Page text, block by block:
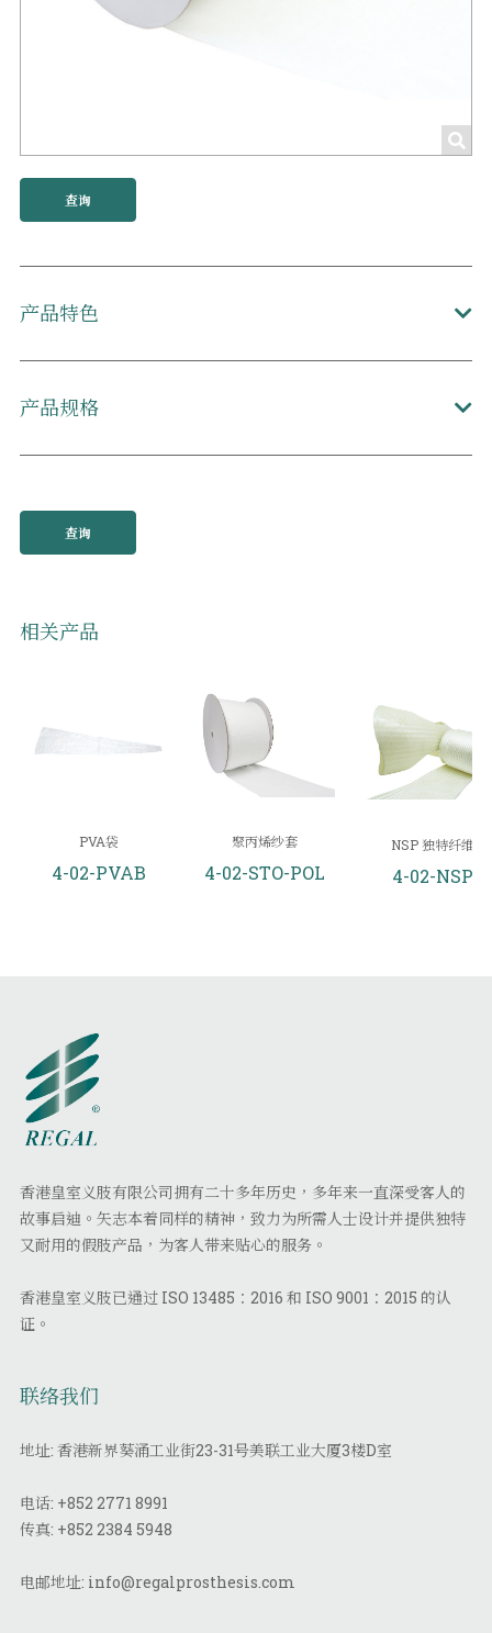
查询
产品特色
产品规格
查询
相关产品
PVA袋
4-02-PVAB
聚丙烯纱套
4-02-STO-POL
NSP 独特纤维
4-02-NSP
香港皇室义肢有限公司拥有二十多年历史，多年来一直深受客人的
故事启迪。矢志本着同样的精神，致力为所需人士设计并提供独特
又耐用的假肢产品，为客人带来贴心的服务。
香港皇室义肢已通过 ISO 13485：2016 和 ISO 9001：2015 的认
证。
联络我们
地址: 香港新界葵涌工业街23-31号美联工业大厦3楼D室
电话: +852 2771 8991
传真: +852 2384 5948
电邮地址: info@regalprosthesis.com